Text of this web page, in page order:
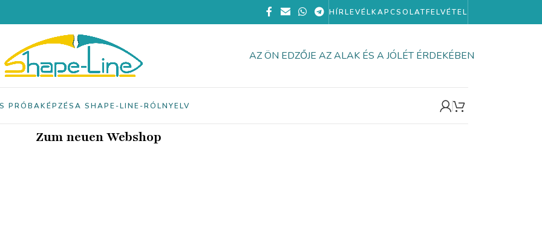
HÍRLEVÉLKAPCSOLATFELVÉTEL
AZ ÖN EDZŐJE AZ ALAK ÉS A JÓLÉT ÉRDEKÉBEN
PRÓBAKÉPZÉSA SHAPE-LINE-RÓLNYELV
Zum neuen Webshop